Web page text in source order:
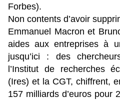
Forbes).
Non contents d’avoir
Emmanuel Macron et
aides aux entreprises à
jusqu’ici : des
l’Institut de recherches
(Ires) et la CGT, chiffrent,
157 milliards d’euros pour